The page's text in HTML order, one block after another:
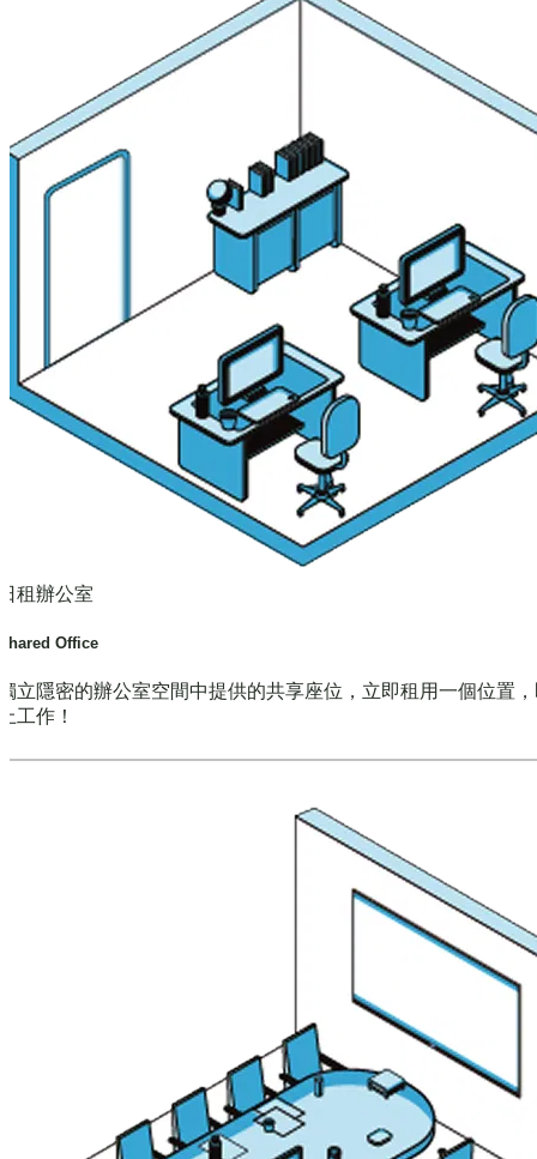
租辦公室
Office
立隱密的辦公室空間中提供的共享座位，立即租用一個位置
工作！